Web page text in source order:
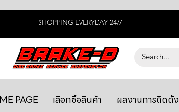
SHOPPING EVERYDAY 24/7
PAGE เลือกซื้อสินค้า ผลงานการติดตั้ง